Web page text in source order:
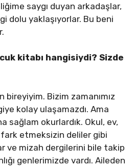
saygı duyan arkadaşlar,
dolu yaklaşıyorlar. Bu beni
kitabı hangisiydi? Sizde
bireyiyim. Bizim zamanımız
kolay ulaşamazdı. Ama
sağlam okurlardık. Okul, ev,
etmeksizin deliler gibi
ve mizah dergilerini bile takip
genlerimizde vardı. Aileden